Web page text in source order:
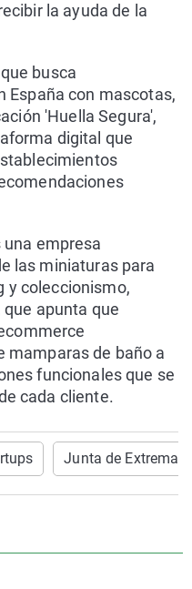
la ayuda de la
busca
España con mascotas,
'Huella Segura',
digital que
empresa
las miniaturas para
y coleccionismo,
apunta que
mamparas de baño a
funcionales que se
cada cliente.
Junta de